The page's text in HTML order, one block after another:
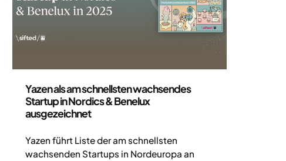
Yazen als am schnellsten wachsendes
Startup in Nordics & Benelux
ausgezeichnet
Yazen führt Liste der am schnellsten
wachsenden Startups in Nordeuropa an